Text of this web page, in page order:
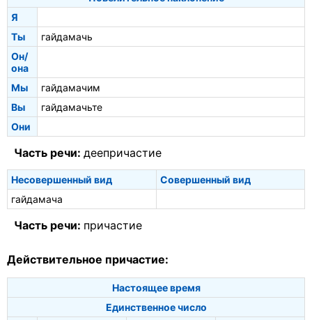
Я
Ты
гайдамачь
Он/
она
Мы
гайдамачим
Вы
гайдамачьте
Они
Часть речи: деепричастие
Несовершенный вид
Совершенный вид
гайдамача
Часть речи: причастие
Действительное причастие:
Настоящее время
Единственное число